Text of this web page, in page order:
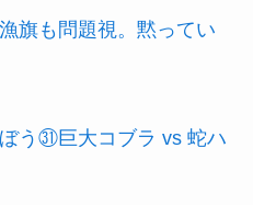
旗も問題視。黙ってい
う㉛巨大コブラ vs 蛇ハ